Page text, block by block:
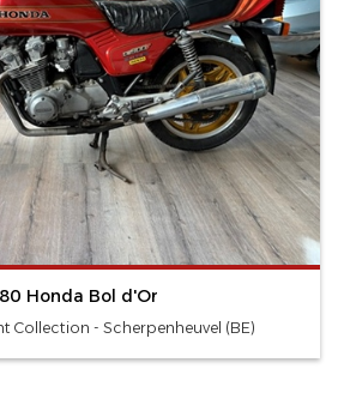
Honda Bol d'Or
Collection - Scherpenheuvel (BE)